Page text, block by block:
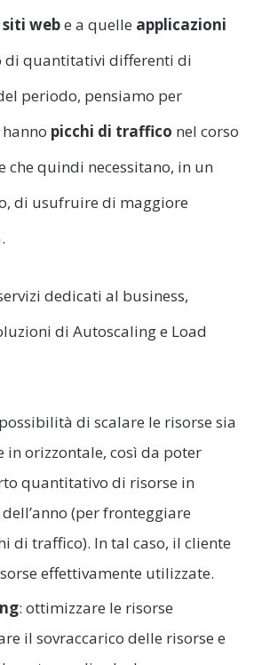
siti webe a quelle applicazioni
di quantitativi differenti di
periodo, pensiamo per
picchi di traffico nel corso
che quindi necessitano, in un
di usufruire di maggiore
dedicati al business,
di Autoscaling e Load
di scalare le risorse sia
in orizzontale, così da poter
quantitativo di risorse in
(per fronteggiare
di traffico). In tal caso, il cliente
effettivamente utilizzate.
: ottimizzare le risorse
il sovraccarico delle risorse e